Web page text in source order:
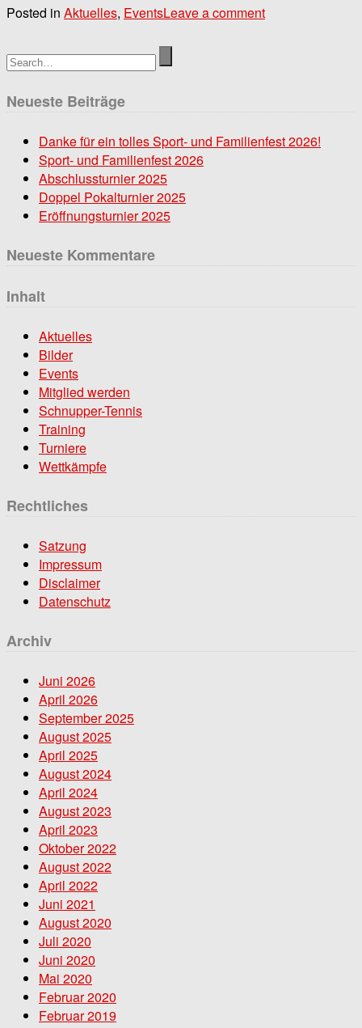
Posted in Aktuelles, EventsLeave a comment
Neueste Beiträge
Danke für ein tolles Sport- und Familienfest 2026!
Sport- und Familienfest 2026
Abschlussturnier 2025
Doppel Pokalturnier 2025
Eröffnungsturnier 2025
Neueste Kommentare
Inhalt
Aktuelles
Bilder
Events
Mitglied werden
Schnupper-Tennis
Training
Turniere
Wettkämpfe
Rechtliches
Satzung
Impressum
Disclaimer
Datenschutz
Archiv
Juni 2026
April 2026
September 2025
August 2025
April 2025
August 2024
April 2024
August 2023
April 2023
Oktober 2022
August 2022
April 2022
Juni 2021
August 2020
Juli 2020
Juni 2020
Mai 2020
Februar 2020
Februar 2019